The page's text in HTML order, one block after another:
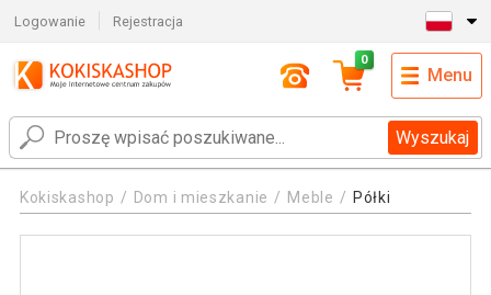
Logowanie Rejestracja
Wyszukaj
0
Menu
Kokiskashop Dom i mieszkanie Meble Półki